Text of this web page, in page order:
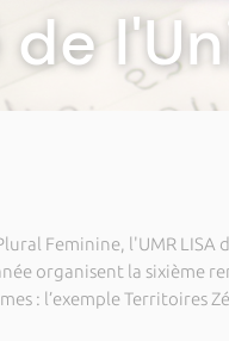
Feminine, l'UMR LISA
organisent la sixième
: l’exemple Territoires